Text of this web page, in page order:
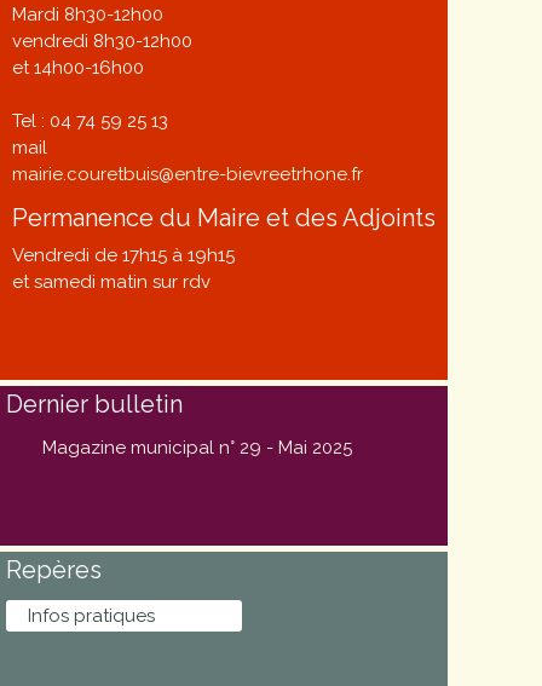
Mardi 8h30-12h00
vendredi 8h30-12h00
et 14h00-16h00
Tel : 04 74 59 25 13
mail
mairie.couretbuis@entre-bievreetrhone.fr
Permanence du Maire et des Adjoints
Vendredi de 17h15 à 19h15
et samedi matin sur rdv
Dernier bulletin
Magazine municipal n° 29 - Mai 2025
Repères
Infos pratiques